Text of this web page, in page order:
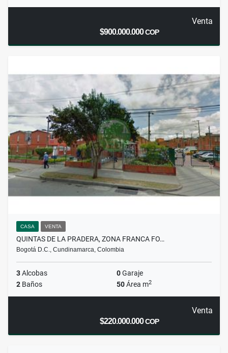
Venta
$900.000.000COP
CASA VENTA
QUINTAS DE LA PRADERA, ZONA FRANCA FO…
Bogotá D.C., Cundinamarca, Colombia
3Alcobas 0Garaje
2 Baños 50Área m2
Venta
$220.000.000COP